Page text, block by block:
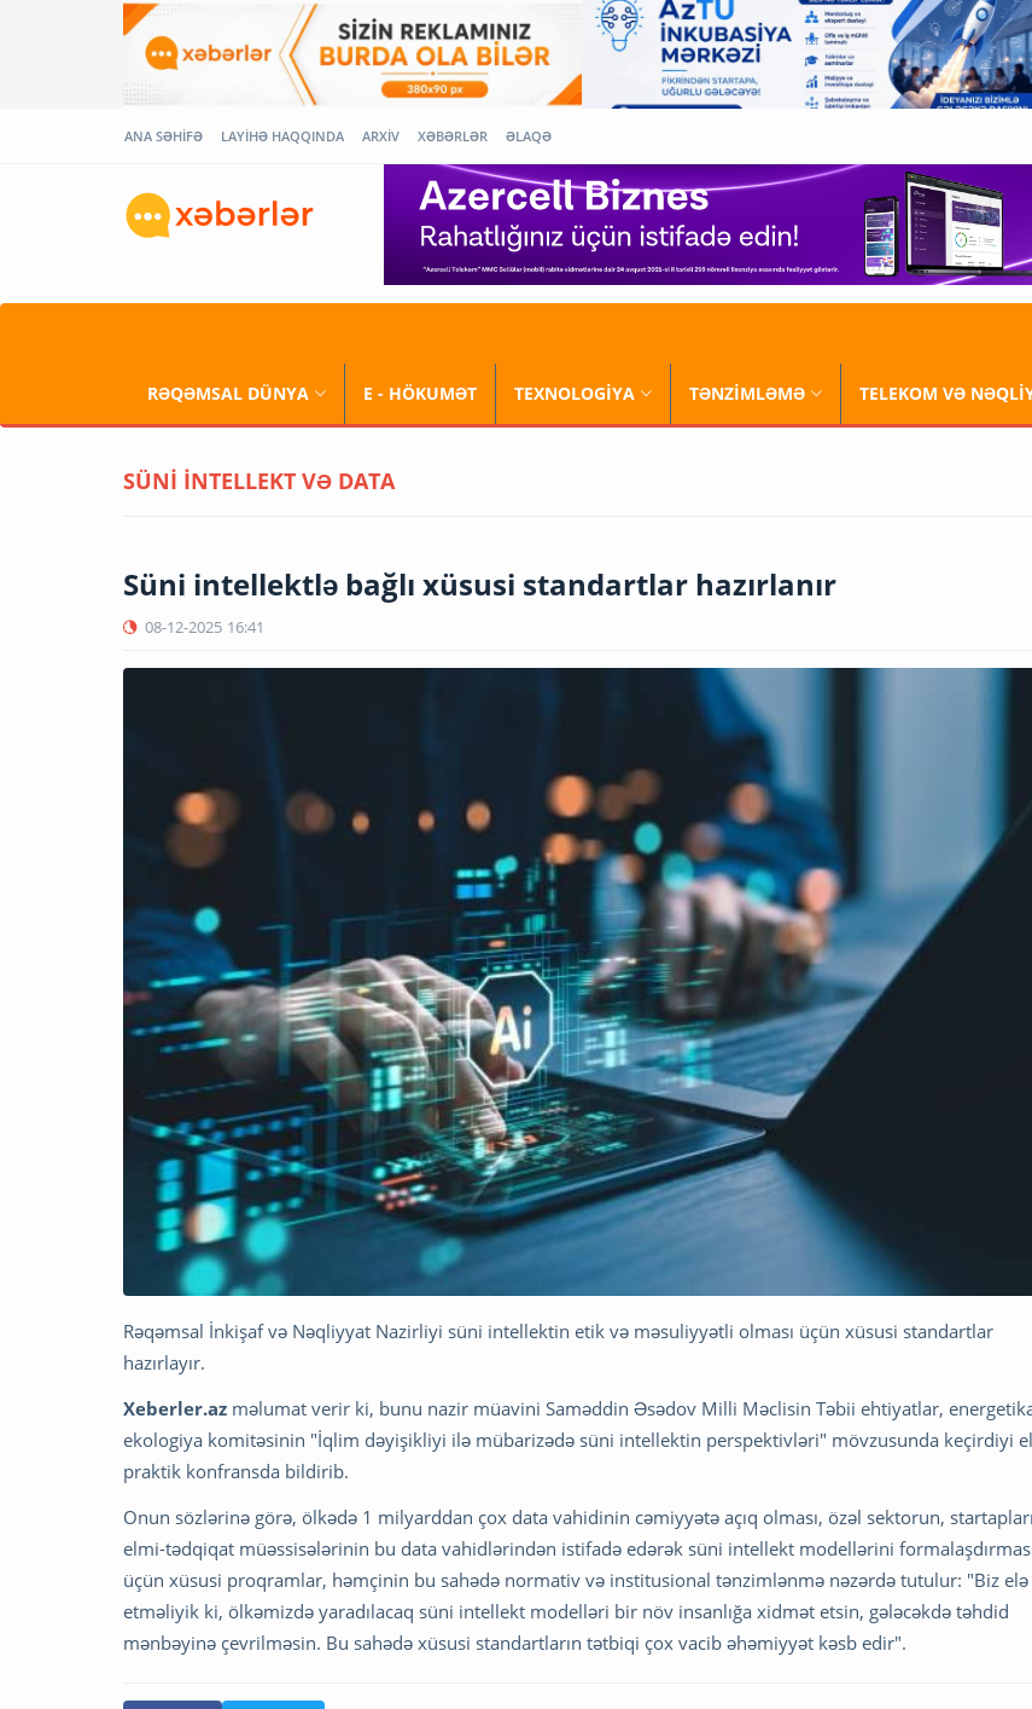
ANA SƏHİFƏ LAYİHƏ HAQQINDA ARXİV XƏBƏRLƏR ƏLAQƏ
RƏQƏMSAL DÜNYA E - HÖKUMƏT TEXNOLOGİYA TƏNZİMLƏMƏ TELEKOM VƏ
SÜNİ İNTELLEKT VƏ DATA
Süni intellektlə bağlı xüsusi standartlar hazırlanır
08-12-2025 16:41
Rəqəmsal İnkişaf və Nəqliyyat Nazirliyi süni intellektin etik və məsuliyyətli olması üçün xüsusi standartlar
hazırlayır.
Xeberler.az məlumat verir ki, bunu nazir müavini Saməddin Əsədov Milli Məclisin Təbii ehtiyatlar,
ekologiya komitəsinin "İqlim dəyişikliyi ilə mübarizədə süni intellektin perspektivləri" mövzusunda keçirdiyi
praktik konfransda bildirib.
Onun sözlərinə görə, ölkədə 1 milyarddan çox data vahidinin cəmiyyətə açıq olması, özəl sektorun,
elmi-tədqiqat müəssisələrinin bu data vahidlərindən istifadə edərək süni intellekt modellərini
üçün xüsusi proqramlar, həmçinin bu sahədə normativ və institusional tənzimlənmə nəzərdə tutulur: "Biz elə
etməliyik ki, ölkəmizdə yaradılacaq süni intellekt modelləri bir növ insanlığa xidmət etsin, gələcəkdə təhdid
mənbəyinə çevrilməsin. Bu sahədə xüsusi standartların tətbiqi çox vacib əhəmiyyət kəsb edir".